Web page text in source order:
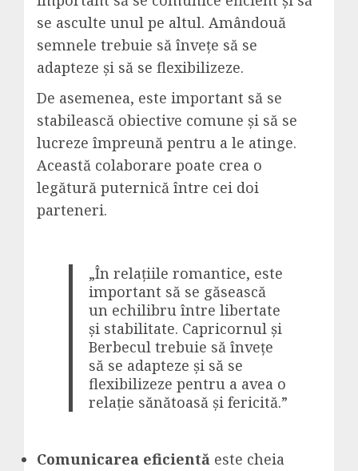
se asculte unul pe altul. Amândouă
semnele trebuie să învețe să se
adapteze și să se flexibilizeze.
De asemenea, este important să se
stabilească obiective comune și să se
lucreze împreună pentru a le atinge.
Această colaborare poate crea o
legătură puternică între cei doi
parteneri.
„În relațiile romantice, este
important să se găsească
un echilibru între libertate
și stabilitate. Capricornul și
Berbecul trebuie să învețe
să se adapteze și să se
flexibilizeze pentru a avea o
relație sănătoasă și fericită.”
Comunicarea eficientă este cheia